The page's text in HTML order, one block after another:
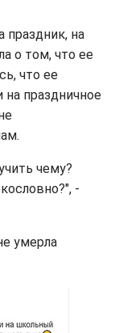
праздник, на
о том, что ее
что ее
на праздничное
чему?
-
умерла